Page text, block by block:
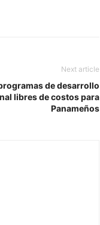
Next article
de desarrollo
libres de costos para
Panameños